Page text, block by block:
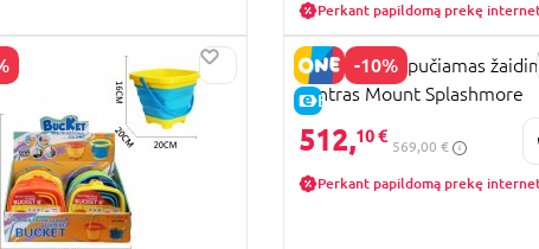
Perkant papildomą prekę
-10%
E-KAINA
BESTWAY pripučiamas
centras Mount Splashmore
Mega WaterPark, 53345
512,10 €
569,00 €
Perkant papildomą prekę